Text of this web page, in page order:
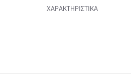
ΧΑΡΑΚΤΗΡΙΣΤΙΚΆ